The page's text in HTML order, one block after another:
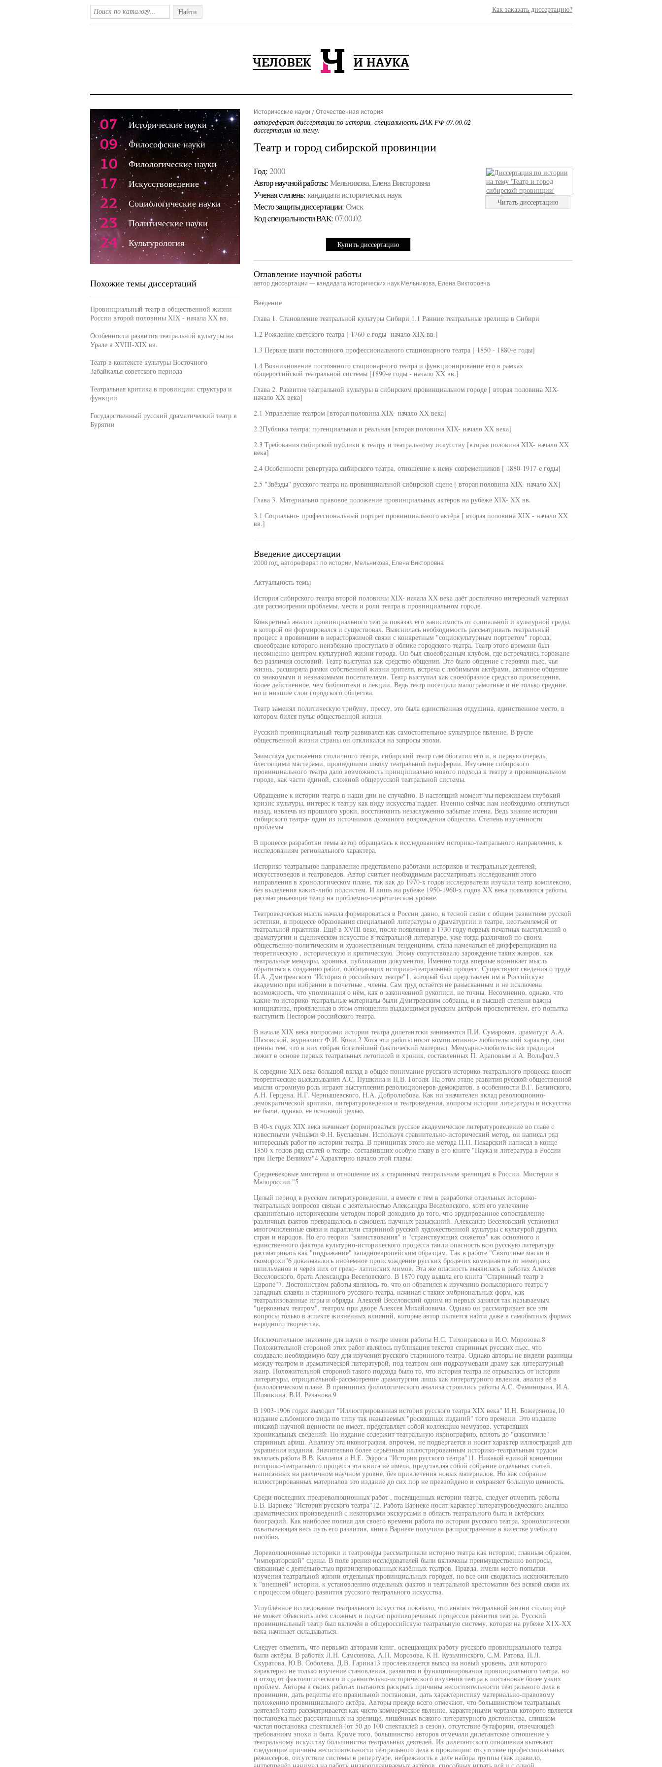
Найти Как заказать диссертацию?
Исторические науки Отечественная история
автореферат диссертации по истории, специальность ВАК РФ 07.00.02
диссертация на тему:
Театр и город сибирской провинции
Год: 2000
Автор научной работы: Мельникова, Елена Викторовна
Ученая cтепень: кандидата исторических наук
Место защиты диссертации: Омск
Код cпециальности ВАК: 07.00.02
Купить диссертацию
Читать диссертацию
Оглавление научной работы
автор диссертации — кандидата исторических наук Мельникова, Елена Викторовна
Введение
Глава 1. Становление театральной культуры Сибири 1.1 Ранние театральные зрелища в Сибири
1.2 Рождение светского театра [ 1760-е годы -начало XIX вв.]
1.3 Первые шаги постоянного профессионального стационарного театра [ 1850 - 1880-е годы]
1.4 Возникновение постоянного стационарного театра и функционирование его в рамках
общероссийской театральной системы [1890-е годы - начало XX вв.]
Глава 2. Развитие театральной культуры в сибирском провинциальном городе [ вторая половина XIX-
начало XX века]
2.1 Управление театром [вторая половина XIX- начало XX века]
2.2Публика театра: потенциальная и реальная [вторая половина XIX- начало XX века]
2.3 Требования сибирской публики к театру и театральному искусству [вторая половина XIX- начало XX
века]
2.4 Особенности репертуара сибирского театра, отношение к нему современников [ 1880-1917-е годы]
2.5 "Звёзды" русского театра на провинциальной сибирской сцене [ вторая половина XIX- начало XX]
Глава 3. Материально правовое положение провинциальных актёров на рубеже XIX- XX вв.
3.1 Социально- профессиональный портрет провинциального актёра [ вторая половина XIX - начало XX
вв.]
Введение диссертации
2000 год, автореферат по истории, Мельникова, Елена Викторовна
Актуальность темы
История сибирского театра второй половины XIX- начала XX века даёт достаточно интересный материал
для рассмотрения проблемы, места и роли театра в провинциальном городе.
Конкретный анализ провинциального театра показал его зависимость от социальной и культурной среды,
в которой он формировался и существовал. Выяснилась необходимость рассматривать театральный
процесс в провинции в нерасторжимой связи с конкретным "социокультурным портретом" города,
своеобразие которого неизбежно проступало в облике городского театра. Театр этого времени был
несомненно центром культурной жизни города. Он был своеобразным клубом, где встречались горожане
без различия сословий. Театр выступал как средство общения. Это было общение с героями пьес, чья
жизнь, расширяла рамки собственной жизни зрителя, встреча с любимыми актёрами, активное общение
со знакомыми и незнакомыми посетителями. Театр выступал как своеобразное средство просвещения,
более действенное, чем библиотеки и лекции. Ведь театр посещали малограмотные и не только средние,
но и низшие слои городского общества.
Театр заменял политическую трибуну, прессу, это была единственная отдушина, единственное место, в
котором бился пульс общественной жизни.
Русский провинциальный театр развивался как самостоятельное культурное явление. В русле
общественной жизни страны он откликался на запросы эпохи.
Заимствуя достижения столичного театра, сибирский театр сам обогатил его и, в первую очередь,
блестящими мастерами, прошедшими школу театральной периферии. Изучение сибирского
провинциального театра дало возможность принципиально нового подхода к театру в провинциальном
городе, как части единой, сложной общерусской театральной системы.
Обращение к истории театра в наши дни не случайно. В настоящий момент мы переживаем глубокий
кризис культуры, интерес к театру как виду искусства падает. Именно сейчас нам необходимо оглянуться
назад, извлечь из прошлого уроки, восстановить незаслуженно забытые имена. Ведь знание истории
сибирского театра- один из источников духовного возрождения общества. Степень изученности
проблемы
В процессе разработки темы автор обращалась к исследованиям историко-театрального направления, к
исследованиям регионального характера.
Историко-театральное направление представлено работами историков и театральных деятелей,
искусствоведов и театроведов. Автор считает необходимым рассматривать исследования этого
направления в хронологическом плане, так как до 1970-х годов исследователи изучали театр комплексно,
без выделения каких-либо подсистем. И лишь на рубеже 1950-1960-х годов XX века появляются работы,
рассматривающие театр на проблемно-теоретическом уровне.
Театроведческая мысль начала формироваться в России давно, в тесной связи с общим развитием русской
эстетики, в процессе образования специальной литературы о драматургии и театре, неотъемлемой от
театральной практики. Ещё в XVIII веке, после появления в 1730 году первых печатных выступлений о
драматургии и сценическом искусстве в театральной литературе, уже тогда различной по своим
общественно-политическим и художественным тенденциям, стала намечаться её дифференциация на
теоретическую , историческую и критическую. Этому сопутствовало зарождение таких жанров, как
театральные мемуары, хроника, публикации документов. Именно тогда впервые возникает мысль
обратиться к созданию работ, обобщающих историко-театральный процесс. Существуют сведения о труде
И.А. Дмитревского "История о российском театре"1, который был представлен им в Российскую
академию при избрании в почётные , члены. Сам труд остаётся не разысканным и не исключена
возможность, что упоминания о нём, как о законченной рукописи, не точны. Несомненно, однако, что
какие-то историко-театральные материалы были Дмитревским собраны, и в высшей степени важна
инициатива, проявленная в этом отношении выдающимся русским актёром-просветителем, его попытка
выступить Нестором российского театра.
В начале XIX века вопросами истории театра дилетантски занимаются П.И. Сумароков, драматург A.A.
Шаховской, журналист Ф.И. Кони.2 Хотя эти работы носят компилятивно- любительский характер, они
ценны тем, что в них собран богатейший фактический материал. Мемуарно-любительская традиция
лежит в основе первых театральных летописей и хроник, составленных П. Араповым и А. Вольфом.3
К середине XIX века большой вклад в общее понимание русского историко-театрального процесса вносят
теоретические высказывания A.C. Пушкина и Н.В. Гоголя. На этом этапе развития русской общественной
мысли огромную роль играют выступления революционеров-демократов, в особенности В.Г. Белинского,
А.Н. Герцена, Н.Г. Чернышевского, H.A. Добролюбова. Как ни значителен вклад революционно-
демократической критики, литературоведения и театроведения, вопросы истории литературы и искусства
не были, однако, её основной целью.
В 40-х годах XIX века начинает формироваться русское академическое литературоведение во главе с
известными учёными Ф.Н. Буслаевым. Используя сравнительно-исторический метод, он написал ряд
интересных работ по истории театра. В принципах этого же метода П.П. Пекарский написал в конце
1850-х годов ряд статей о театре, составивших особую главу в его книге "Наука и литература в России
при Петре Великом"4 Характерно начало этой главы:
Средневековые мистерии и отношение их к старинным театральным зрелищам в России. Мистерии в
Малороссии."5
Целый период в русском литературоведении, а вместе с тем в разработке отдельных историко-
театральных вопросов связан с деятельностью Александра Веселовского, хотя его увлечение
сравнительно-историческим методом порой доходило до того, что эрудированное сопоставление
различных фактов превращалось в самоцель научных разысканий. Александр Веселовский установил
многочисленные связи и параллели старинной русской художественной культуры с культурой других
стран и народов. Но его теории "заимствования" и "странствующих сюжетов" как основного и
единственного фактора культурно-исторического процесса таили опасность всю русскую литературу
рассматривать как "подражание" западноевропейским образцам. Так в работе "Святочные маски и
скоморохи"6 доказывалось иноземное происхождение русских бродячих комедиантов от немецких
шпильманов и через них от греко- латинских мимов. Эта же опасность выявилась в работах Алексея
Веселовского, брата Александра Веселовского. В 1870 году вышла его книга "Старинный театр в
Европе"7. Достоинством работы являлось то, что он обратился к изучению фольклорного театра у
западных славян и старинного русского театра, начиная с таких эмбриональных форм, как
театрализованные игры и обряды. Алексей Веселовский одним из первых занялся так называемым
"церковным театром", театром при дворе Алексея Михайловича. Однако он рассматривает все эти
вопросы только в аспекте жизненных влияний, которые автор пытается найти даже в самобытных формах
народного творчества.
Исключительное значение для науки о театре имели работы Н.С. Тихонравова и И.О. Морозова.8
Положительной стороной этих работ являлось публикация текстов старинных русских пьес, что
создавало необходимую базу для изучения русского старинного театра. Однако авторы не видели разницы
между театром и драматической литературой, под театром они подразумевали драму как литературный
жанр. Положительной стороной такого подхода было то, что история театра не отрывалась от истории
литературы, отрицательной-рассмотрение драматургии лишь как литературного явления, анализ её в
филологическом плане. В принципах филологического анализа строились работы A.C. Фаминцына, И.А.
Шляпкина, В.И. Резанова.9
В 1903-1906 годах выходит "Иллюстрированная история русского театра XIX века" И.Н. Божерянова,10
издание альбомного вида по типу так называемых "роскошных изданий" того времени. Это издание
никакой научной ценности не имеет, представляет собой коллекцию мемуаров, устаревших
хроникальных сведений. Но издание содержит театральную иконографию, вплоть до "факсимиле"
старинных афиш. Анализу эта иконография, впрочем, не подвергается и носит характер иллюстраций для
украшения издания. Значительно более серьёзным иллюстрированным историко-театральным трудом
являлась работа В.В. Каллаша и Н.Е. Эфроса "История русского театра"11. Никакой единой концепции
историко-театрального процесса эта книга не имела, представляя собой собрание отдельных статей,
написанных на различном научном уровне, без привлечения новых материалов. Но как собрание
иллюстрированных материалов это издание до сих пор не превзойдено и сохраняет большую ценность.
Среди последних предреволюционных работ , посвященных истории театра, следует отметить работы
Б.В. Варнеке "История русского театра"12. Работа Варнеке носит характер литературоведческого анализа
драматических произведений с некоторыми экскурсами в область театрального быта и актёрских
биографий. Как наиболее полная для своего времени работа по истории русского театра, хронологически
охватывающая весь путь его развития, книга Варнеке получила распространение в качестве учебного
пособия.
Дореволюционные историки и театроведы рассматривали историю театра как историю, главным образом,
"императорской" сцены. В поле зрения исследователей были включены преимущественно вопросы,
связанные с деятельностью привилегированных казённых театров. Правда, имели место попытки
изучения театральной жизни отдельных провинциальных городов, но все они сводились исключительно
к "внешней" истории, к установлению отдельных фактов и театральной хрестоматии без всякой связи их
с процессом общего развития русского театрального искусства.
Углублённое исследование театрального искусства показало, что анализ театральной жизни столиц ещё
не может объяснить всех сложных и подчас противоречивых процессов развития театра. Русский
провинциальный театр был включён в общероссийскую театральную систему, которая на рубеже Х1Х-ХХ
века начинает складываться.
Следует отметить, что первыми авторами книг, освещающих работу русского провинциального театра
были актёры. В работах Л.Н. Самсонова, А.П. Морозова, К Н. Кузьминского, С.М. Ратова, П.Л.
Скуратова, Ю.В. Соболева, Д.В. Гарина13 прослеживается выход на новый уровень, для которого
характерно не только изучение становления, развития и функционирования провинциального театра, но
и отход от фактологического и сравнительно-исторического изучения театра к постановке более узких
проблем. Авторы в своих работах пытаются раскрыть причины несостоятельности театрального дела в
провинции, дать рецепты его правильной постановки, дать характеристику материально-правовому
положению провинциального актёра. Авторы прежде всего отмечают, что большинством театральных
деятелей театр рассматривается как чисто коммерческое явление, характерными чертами которого является
постановка пьес рассчитанных на зрелище, лишённых всякого литературного достоинства, слишком
частая постановка спектаклей (от 50 до 100 спектаклей в сезон), отсутствие бутафории, отвечающей
требованиям эпохи и быта. Кроме того, большинство авторов отмечали дилетантское отношение у
театральному искусству большинства театральных деятелей. Из дилетантского отношения вытекают
следующие причины несостоятельности театрального дела в провинции: отсутствие профессиональных
режиссёров, отсутствие системы в репертуаре, небрежность в деле набора труппы (как правило,
07 Исторические науки
09 Философские науки
10 Филологические науки
17 Искусствоведение
22 Социологические науки
23 Политические науки
24 Культурология
Похожие темы диссертаций
Провинциальный театр в общественной жизни
России второй половины XIX - начала XX вв.
Особенности развития театральной культуры на
Урале в XVIII-XIX вв.
Театр в контексте культуры Восточного
Забайкалья советского периода
Театральная критика в провинции: структура и
функции
Государственный русский драматический театр в
Бурятии